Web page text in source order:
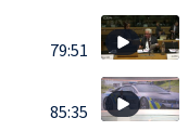
79:51
85:35